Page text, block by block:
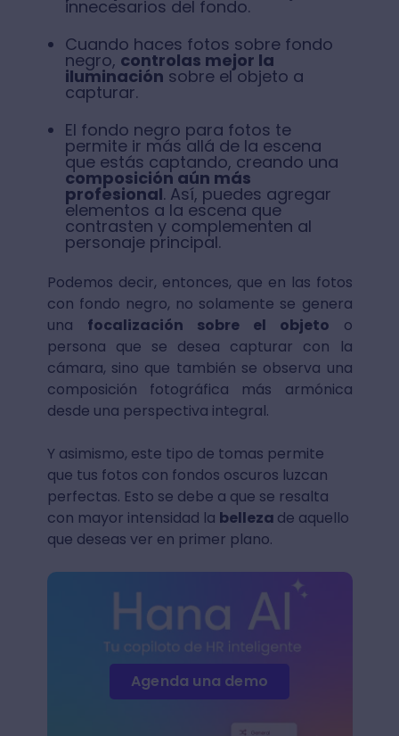
innecesarios del fondo.
Cuando haces fotos sobre fondo
negro, controlas mejor la
iluminación sobre el objeto a
capturar.
El fondo negro para fotos te
permite ir más allá de la escena
que estás captando, creando una
composición aún más
profesional. Así, puedes agregar
elementos a la escena que
contrasten y complementen al
personaje principal.
Podemos decir, entonces, que en las fotos
con fondo negro, no solamente se genera
una focalización sobre el objeto o
persona que se desea capturar con la
cámara, sino que también se observa una
composición fotográfica más armónica
desde una perspectiva integral.
Y asimismo, este tipo de tomas permite
que tus fotos con fondos oscuros luzcan
perfectas. Esto se debe a que se resalta
con mayor intensidad la belleza de aquello
que deseas ver en primer plano.
Agenda una demo